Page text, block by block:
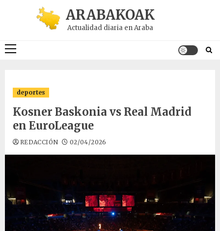
ARABAKOAK
Actualidad diaria en Araba
Menú
deportes
Kosner Baskonia vs Real Madrid
en EuroLeague
REDACCIÓN 02/04/2026